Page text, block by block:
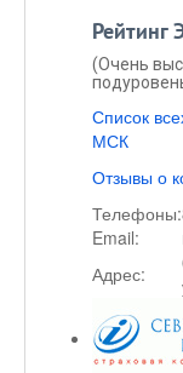
Рейтинг
(Очень
Список
МСК
Отзывы о
Телефоны:
Email:
Адрес: